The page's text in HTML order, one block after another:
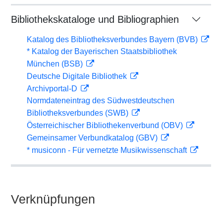
Bibliothekskataloge und Bibliographien
Katalog des Bibliotheksverbundes Bayern (BVB)
* Katalog der Bayerischen Staatsbibliothek
München (BSB)
Deutsche Digitale Bibliothek
Archivportal-D
Normdateneintrag des Südwestdeutschen
Bibliotheksverbundes (SWB)
Österreichischer Bibliothekenverbund (OBV)
Gemeinsamer Verbundkatalog (GBV)
* musiconn - Für vernetzte Musikwissenschaft
Verknüpfungen